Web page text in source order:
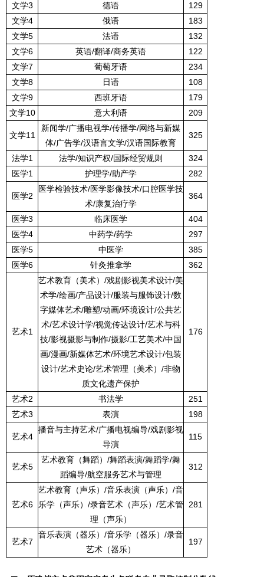
文学3 德语
129
文学4 俄语
183
文学5 法语
132
文学6 英语/翻译/商务英语
122
文学7 葡萄牙语
234
文学8 日语
108
文学9 西班牙语
179
文学10 意大利语 209
文学11
新闻学/广播电视学/传播学/网络与新媒
体/广告学/汉语言文学/汉语国际教育
325
法学1 法学/知识产权/国际经贸规则
324
医学1 护理学/助产学 282
医学2
医学检验技术/医学影像技术/口腔医学技
术/康复治疗学
364
医学3 临床医学
404
医学4 中药学/药学
297
医学5 中医学
385
医学6 针灸推拿学 362
艺术1
艺术教育（美术） /戏剧影视美术设计/美
术学/绘画/产品设计/服装与服饰设计/数
字媒体艺术/雕塑/动画/环境设计/公共艺
术/艺术设计学/视觉传达设计/艺术与科
技/影视摄影与制作/摄影/工艺美术/中国
画/漫画/新媒体艺术/环境艺术设计/包装
设计/艺术史论/艺术管理（美术） /非物
质文化遗产保护
176
艺术2 书法学
251
艺术3 表演 198
艺术4
播音与主持艺术/广播电视编导/戏剧影视
导演
115
艺术5
艺术教育（舞蹈） /舞蹈表演/舞蹈学/舞
蹈编导/航空服务艺术与管理
312
艺术6
艺术教育（声乐） /音乐表演（声乐） /音
乐学（声乐） /录音艺术（声乐） /艺术管
理（声乐）
281
艺术7
音乐表演（器乐） /音乐学（器乐） /录音
艺术（器乐）
197